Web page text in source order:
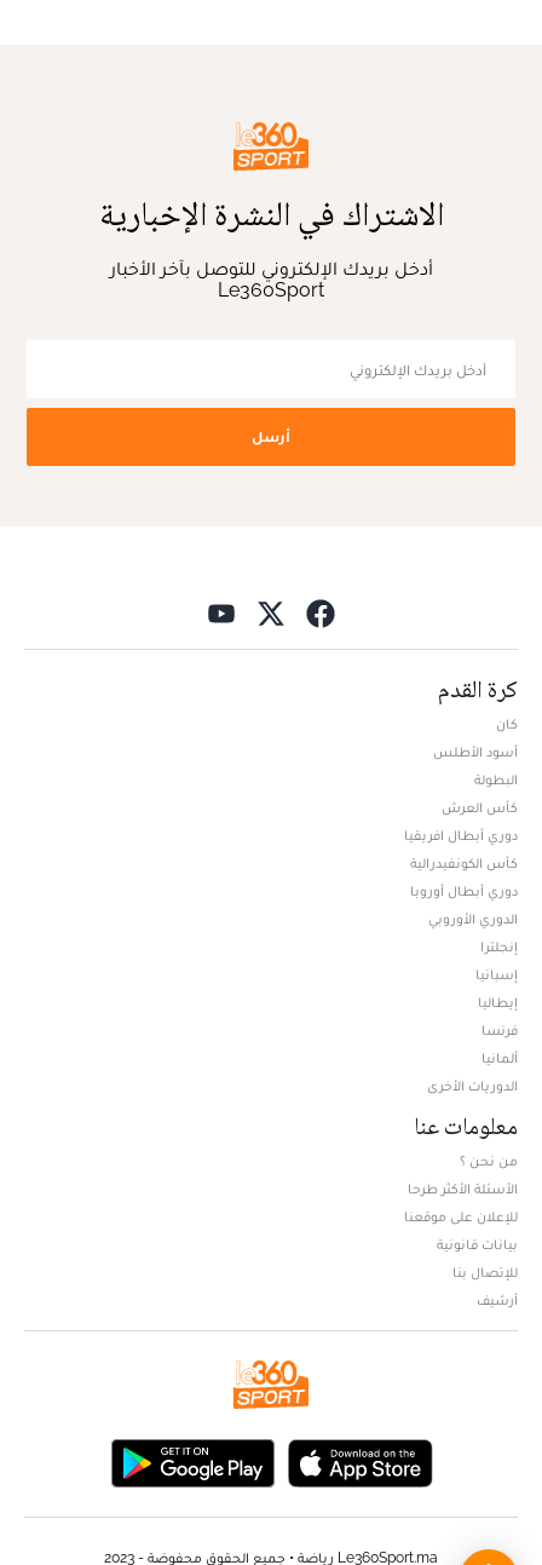
الاشتراك في النشرة الإخبارية
أدخل بريدك الإلكتروني للتوصل بآخر الأخبار
Le360Sport
أرسل
كرة القدم
كان
أسود الأطلس
البطولة
كأس العرش
دوري أبطال افريقيا
كأس الكونفيدرالية
دوري أبطال أوروبا
الدوري الأوروبي
إنجلترا
إسبانيا
إيطاليا
فرنسا
ألمانيا
الدوريات الأخرى
معلومات عنا
من نحن ؟
الأسئلة الأكثر طرحا
للإعلان على موقعنا
بيانات قانونية
للإتصال بنا
أرشيف
Le360Sport.ma رياضة • جميع الحقوق محفوضة - 2023